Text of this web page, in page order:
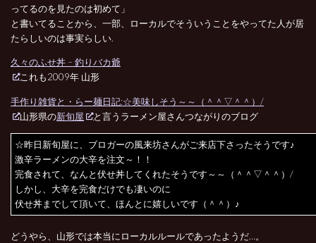
ってるのを見たのは初めて」
と書いてることから、一部、ローカルでそういうことをやってた人が居
たらしいのは事実らしい.
久々のふせ丼 – 釣りバカ爺
これも2009年 山形
手作り雑貨と・らー麺日記:☆美味しそう～～（＾＾▽＾＾）/
山形県の新旬屋 と言うラーメン屋さんつながりのブログ
☆昨日新旬屋に、ブロガーの風来坊さんがご来店下さったそうです♪
激辛ラーメンの大辛を注文～！！
完食されて、なんと伏せ丼してくれたそうです～～（＾＾▽＾＾）/
しかし、大辛を完食だけでも凄いのに
伏せ丼までして頂いて、ほんとに嬉しいです（＾＾）♪
どうやら、山形では本当にローカルルールであったようだ…。